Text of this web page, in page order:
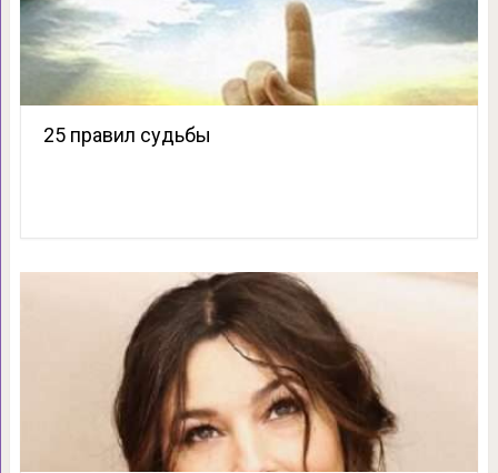
25 правил судьбы